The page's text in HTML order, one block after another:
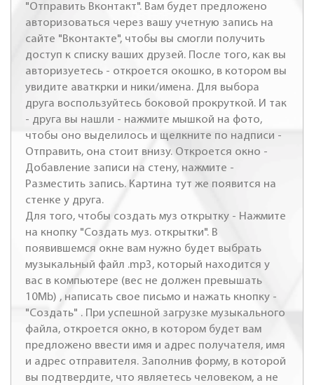
"Отправить Вконтакт". Вам будет предложено
авторизоваться через вашу учетную запись на
сайте "Вконтакте", чтобы вы смогли получить
доступ к списку ваших друзей. После того, как вы
авторизуетесь - откроется окошко, в котором вы
увидите аваткрки и ники/имена. Для выбора
друга воспользуйтесь боковой прокруткой. И так
- друга вы нашли - нажмите мышкой на фото,
чтобы оно выделилось и щелкните по надписи -
Отправить, она стоит внизу. Откроется окно -
Добавление записи на стену, нажмите -
Разместить запись. Картина тут же появится на
стенке у друга.
Для того, чтобы создать муз открытку - Нажмите
на кнопку "Создать муз. открытки". В
появившемся окне вам нужно будет выбрать
музыкальный файл .mp3, который находится у
вас в компьютере (вес не должен превышать
10Mb) , написать свое письмо и нажать кнопку -
"Создать" . При успешной загрузке музыкального
файла, откроется окно, в котором будет вам
предложено ввести имя и адрес получателя, имя
и адрес отправителя. Заполнив форму, в которой
вы подтвердите, что являетесь человеком, а не